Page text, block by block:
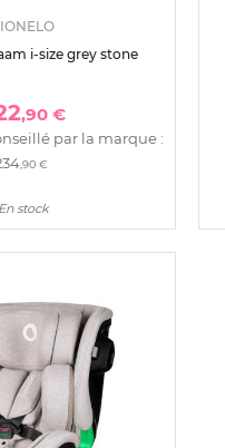
i-size grey stone
,90 €
par la marque :
,90 €
En stock